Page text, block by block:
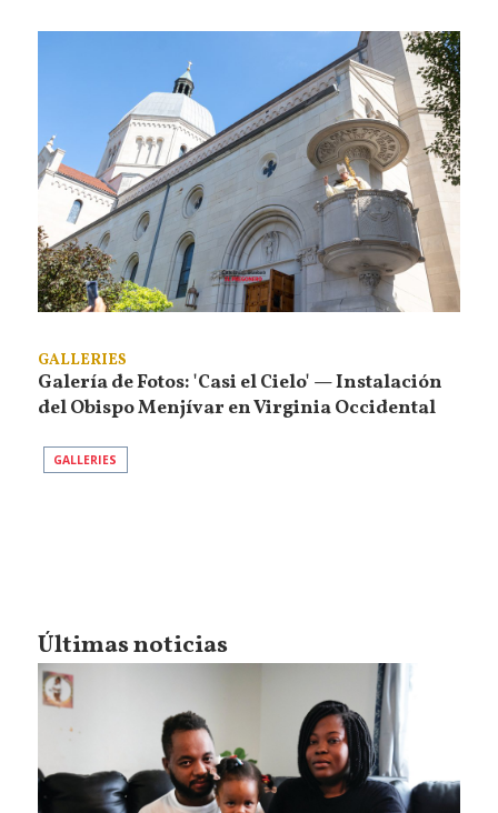
GALLERIES
Galería de Fotos: 'Casi el Cielo' — Instalación
del Obispo Menjívar en Virginia Occidental
GALLERIES
Últimas noticias